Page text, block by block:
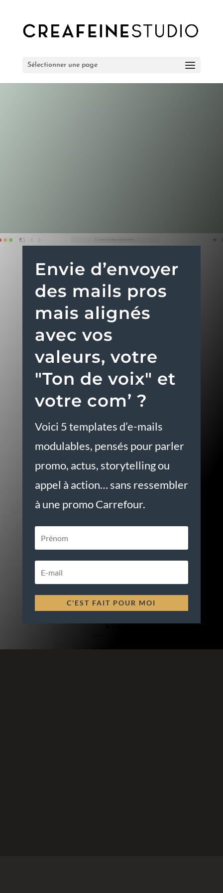
Sélectionner une page
Envie d’envoyer
des mails pros
mais alignés
avec vos
valeurs, votre
"Ton de voix" et
votre com’ ?
Voici 5 templates d’e-mails
modulables, pensés pour parler
promo, actus, storytelling ou
appel à action… sans ressembler
à une promo Carrefour.
C'EST FAIT POUR MOI